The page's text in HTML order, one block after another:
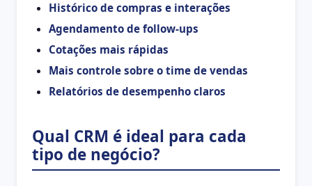
Histórico de compras e interações
Agendamento de follow-ups
Cotações mais rápidas
Mais controle sobre o time de vendas
Relatórios de desempenho claros
Qual CRM é ideal para cada
tipo de negócio?